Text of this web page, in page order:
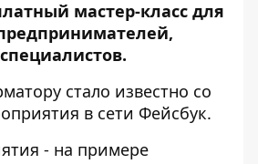
мастер-класс для
стало известно со
в сети Фейсбук.
- на примере